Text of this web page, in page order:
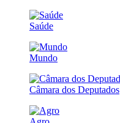
Saúde
Mundo
Câmara dos Deputados